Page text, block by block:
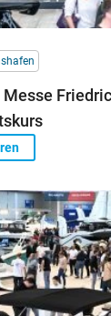
Messe